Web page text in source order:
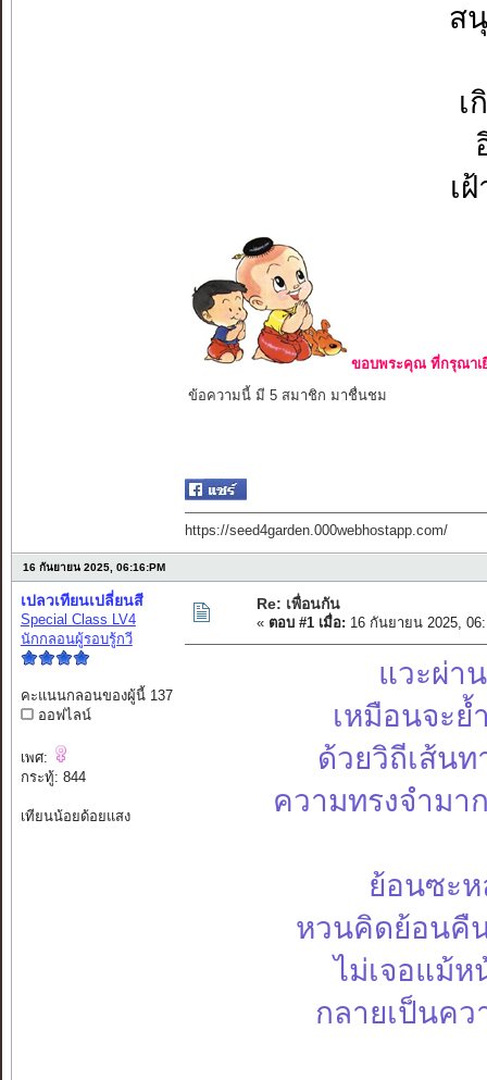
ส
เ
เ
ขอบพระคุณ ที่กรุณาเ
ข้อความนี้ มี 5 สมาชิก มาชื่นชม
https://seed4garden.000webhostapp.com/
16 กันยายน 2025, 06:16:PM
เปลวเทียนเปลี่ยนสี
Special Class LV4
นักกลอนผู้รอบรู้กวี
คะแนนกลอนของผู้นี้ 137
ออฟไลน์
เพศ:
กระทู้: 844
เทียนน้อยด้อยแสง
Re: เพื่อนกัน
« ตอบ #1 เมื่อ: 16 กันยายน 2025,
แวะผ่า
เหมือนจะย้
ด้วยวิถีเส้นท
ความทรงจำมา
ย้อนซะ
หวนคิดย้อนคืน
ไม่เจอแม้ห
กลายเป็นคว